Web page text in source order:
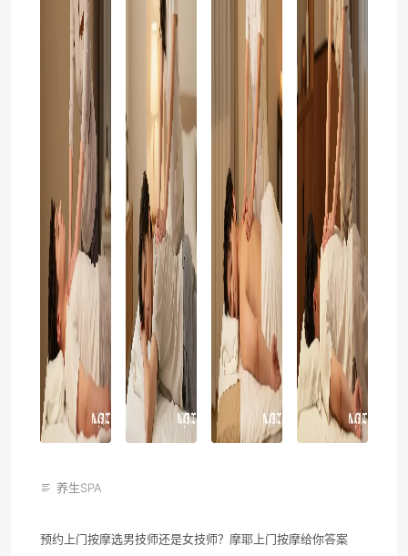
养生SPA
预约上门按摩选男技师还是女技师？摩耶上门按摩给你答案